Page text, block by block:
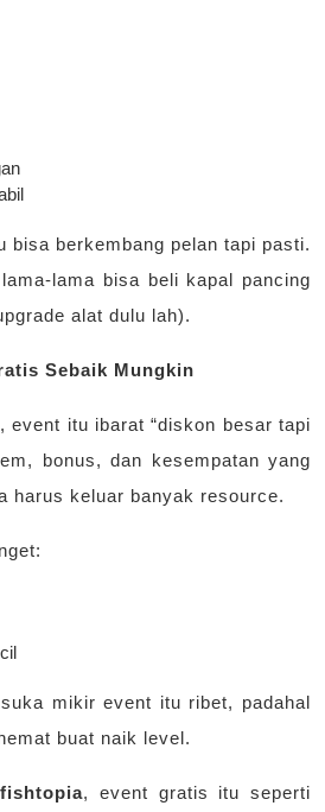
bisa berkembang pelan tapi pasti.
lama bisa beli kapal pancing
alat dulu lah).
Sebaik Mungkin
, event itu ibarat “diskon besar tapi
bonus, dan kesempatan yang
harus keluar banyak resource.
mikir event itu ribet, padahal
buat naik level.
, event gratis itu seperti